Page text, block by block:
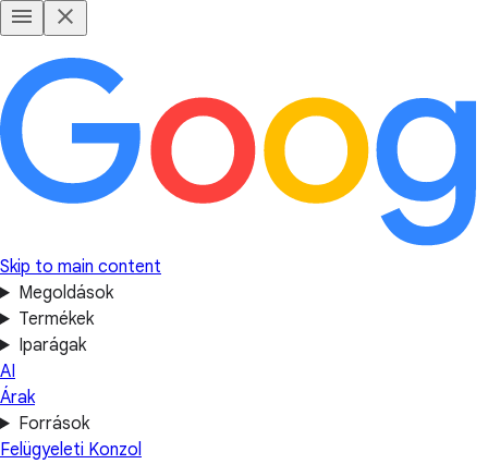
Skip to main content
Megoldások
Termékek
Iparágak
AI
Árak
Források
Felügyeleti Konzol